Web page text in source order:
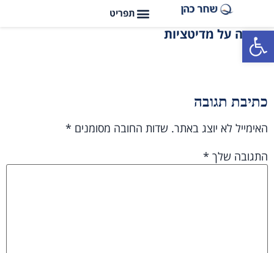
פתח סרגל נגישות
תודה על מדיטציות
כתיבת תגובה
האימייל לא יוצג באתר. שדות החובה מסומנים *
התגובה שלך *